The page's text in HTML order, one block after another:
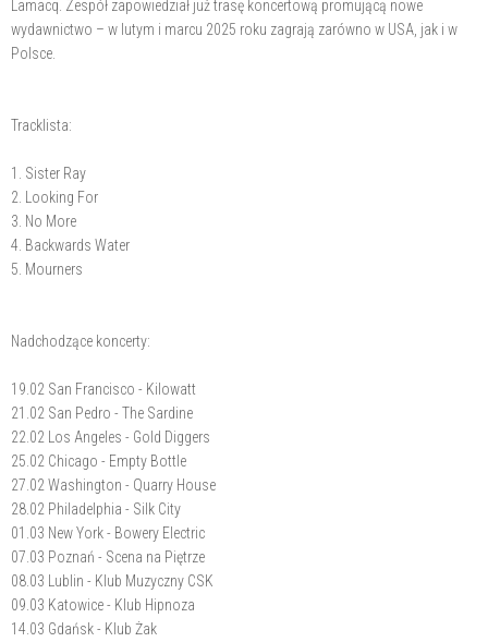
Lamacq. Zespół zapowiedział już trasę koncertową promującą nowe
wydawnictwo – w lutym i marcu 2025 roku zagrają zarówno w USA, jak i w
Polsce.
Tracklista:
1. Sister Ray
2. Looking For
3. No More
4. Backwards Water
5. Mourners
Nadchodzące koncerty:
19.02 San Francisco - Kilowatt
21.02 San Pedro - The Sardine
22.02 Los Angeles - Gold Diggers
25.02 Chicago - Empty Bottle
27.02 Washington - Quarry House
28.02 Philadelphia - Silk City
01.03 New York - Bowery Electric
07.03 Poznań - Scena na Piętrze
08.03 Lublin - Klub Muzyczny CSK
09.03 Katowice - Klub Hipnoza
14.03 Gdańsk - Klub Żak